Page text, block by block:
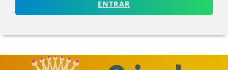
ENTRAR